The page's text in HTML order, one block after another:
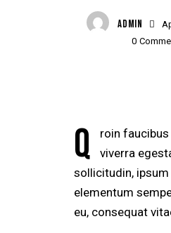
ADMIN
0
Q
roin
viverra
sollicitudin,
elementum
eu, consequat